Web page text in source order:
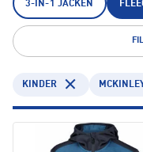
3-IN-1 JACKEN
KINDER